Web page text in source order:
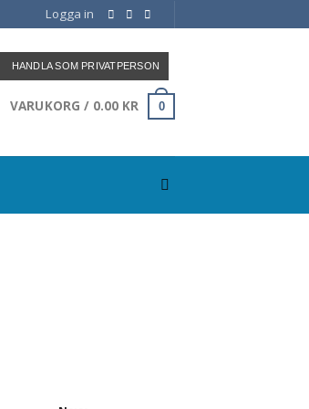
Logga in
HANDLA SOM PRIVATPERSON
VARUKORG / 0.00 KR 0